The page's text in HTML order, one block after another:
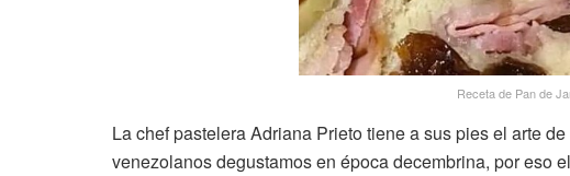
Receta de Pan de
La chef pastelera Adriana Prieto tiene a sus pies el arte
venezolanos degustamos en época decembrina, por eso